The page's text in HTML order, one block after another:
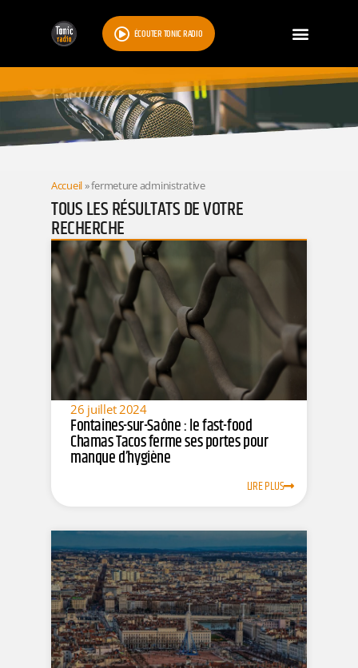
ÉCOUTER TONIC RADIO
RESULTATS
Accueil»fermeture administrative
TOUS LES RÉSULTATS DE VOTRE
RECHERCHE
26 juillet 2024
Fontaines-sur-Saône : le fast-food
Chamas Tacos ferme ses portes pour
manque d’hygiène
LIRE PLUS